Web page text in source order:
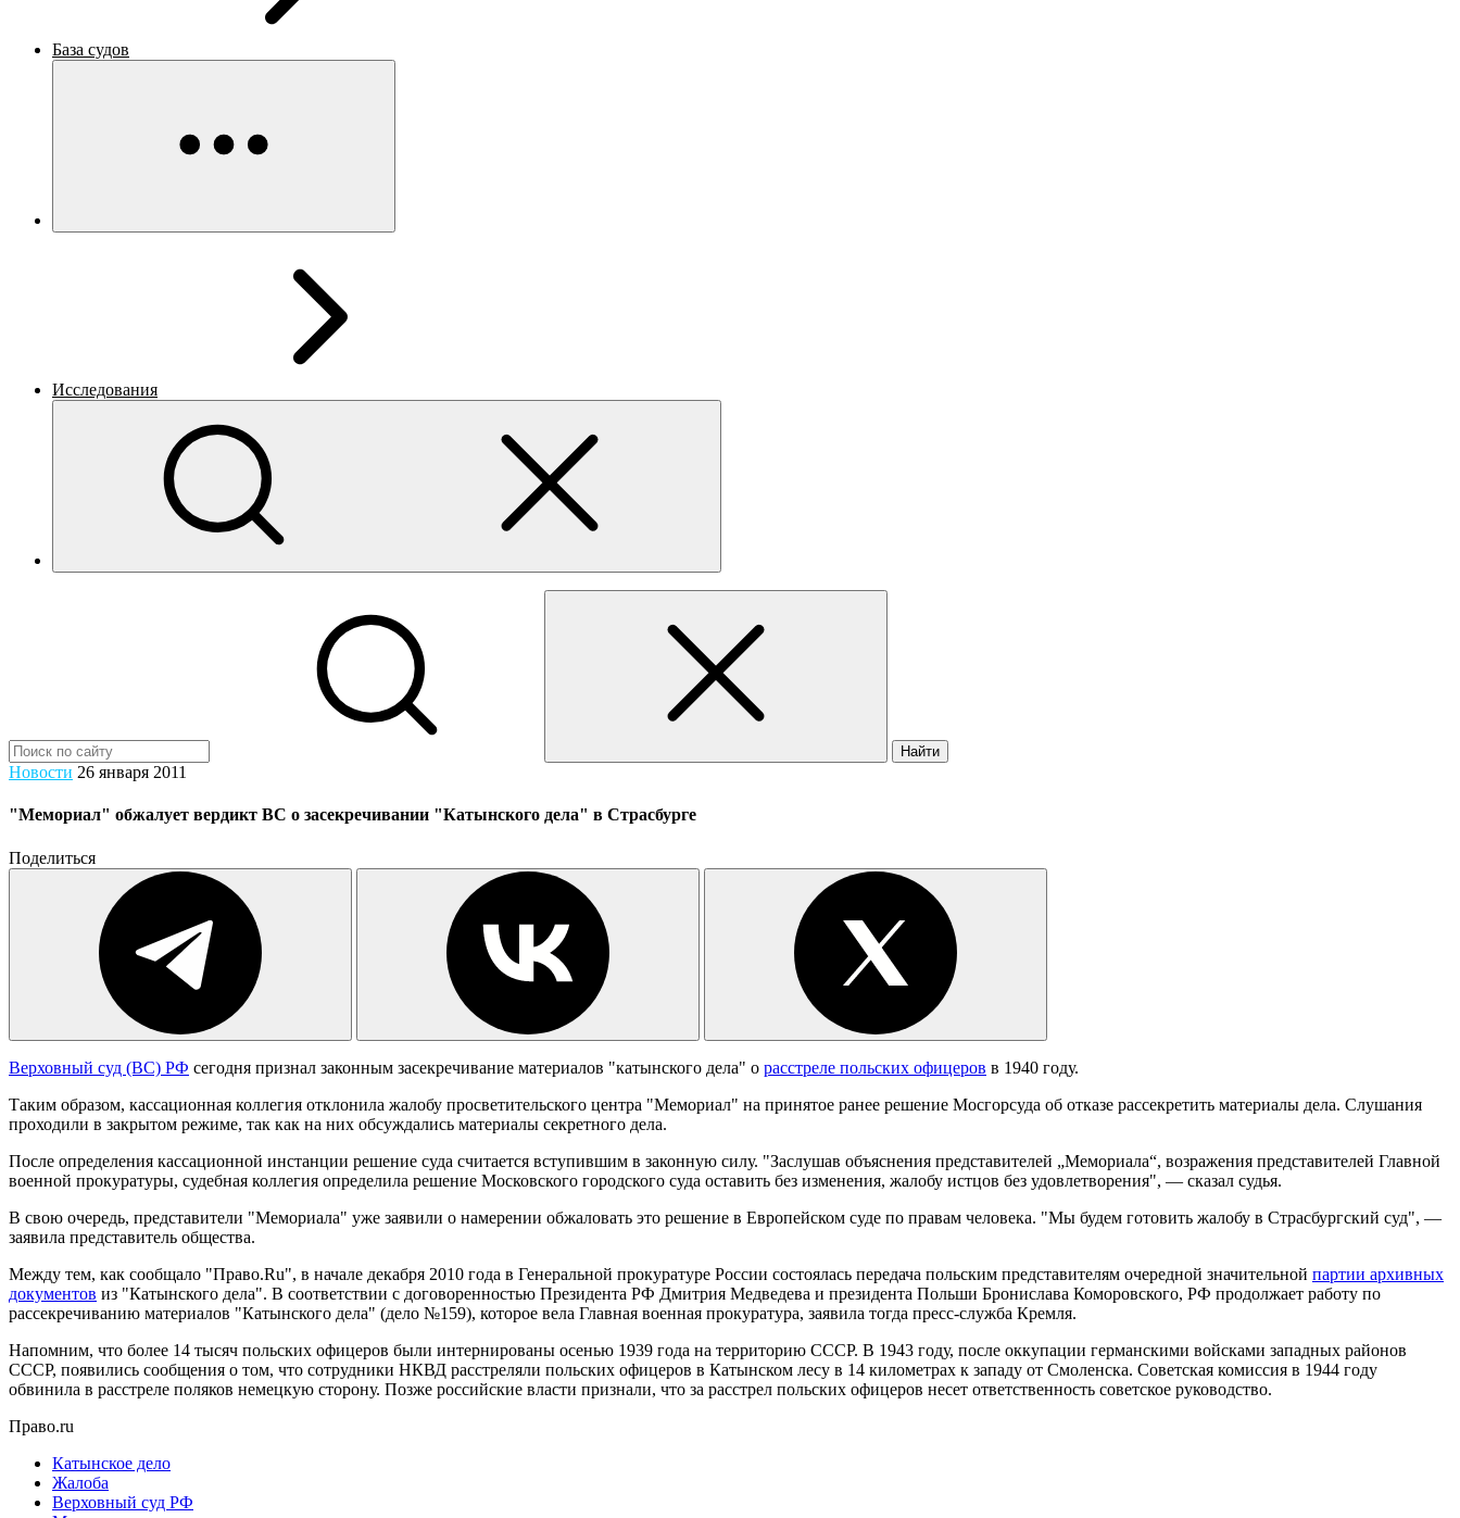
База судов
Исследования
Найти
Новости 26 января 2011
"Мемориал" обжалует вердикт ВС о засекречивании "Катынского дела" в Страсбурге
Поделиться
Верховный суд (ВС) РФ сегодня признал законным засекречивание материалов "катынского дела" о расстреле польских офицеров в 1940 году.
Таким образом, кассационная коллегия отклонила жалобу просветительского центра "Мемориал" на принятое ранее решение Мосгорсуда об отказе рассекретить материалы дела. Слушания
проходили в закрытом режиме, так как на них обсуждались материалы секретного дела.
После определения кассационной инстанции решение суда считается вступившим в законную силу. "Заслушав объяснения представителей „Мемориала“, возражения представителей Главной
военной прокуратуры, судебная коллегия определила решение Московского городского суда оставить без изменения, жалобу истцов без удовлетворения", — сказал судья.
В свою очередь, представители "Мемориала" уже заявили о намерении обжаловать это решение в Европейском суде по правам человека. "Мы будем готовить жалобу в Страсбургский суд", —
заявила представитель общества.
Между тем, как сообщало "Право.Ru", в начале декабря 2010 года в Генеральной прокуратуре России состоялась передача польским представителям очередной значительной партии архивных
документов из "Катынского дела". В соответствии с договоренностью Президента РФ Дмитрия Медведева и президента Польши Бронислава Коморовского, РФ продолжает работу по
рассекречиванию материалов "Катынского дела" (дело №159), которое вела Главная военная прокуратура, заявила тогда пресс-служба Кремля.
Напомним, что более 14 тысяч польских офицеров были интернированы осенью 1939 года на территорию СССР. В 1943 году, после оккупации германскими войсками западных районов
СССР, появились сообщения о том, что сотрудники НКВД расстреляли польских офицеров в Катынском лесу в 14 километрах к западу от Смоленска. Советская комиссия в 1944 году
обвинила в расстреле поляков немецкую сторону. Позже российские власти признали, что за расстрел польских офицеров несет ответственность советское руководство.
Право.ru
Катынское дело
Жалоба
Верховный суд РФ